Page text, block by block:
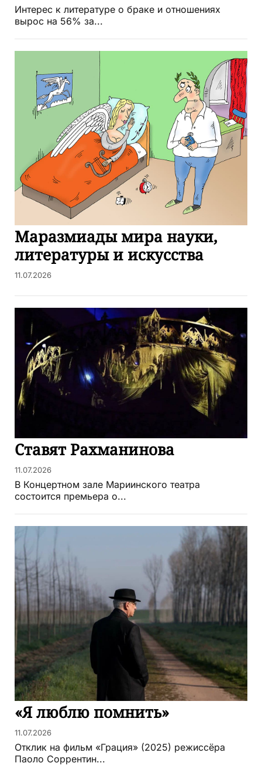
Интерес к литературе о браке и отношениях
вырос на 56% за...
Маразмиады мира науки,
литературы и искусства
11.07.2026
Ставят Рахманинова
11.07.2026
В Концертном зале Мариинского театра
состоится премьера о...
«Я люблю помнить»
11.07.2026
Отклик на фильм «Грация» (2025) режиссёра
Паоло Соррентин...